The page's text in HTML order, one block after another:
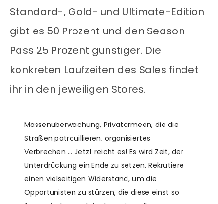
Standard-, Gold- und Ultimate-Edition
gibt es 50 Prozent und den Season
Pass 25 Prozent günstiger. Die
konkreten Laufzeiten des Sales findet
ihr in den jeweiligen Stores.
Massenüberwachung, Privatarmeen, die die
Straßen patrouillieren, organisiertes
Verbrechen … Jetzt reicht es! Es wird Zeit, der
Unterdrückung ein Ende zu setzen. Rekrutiere
einen vielseitigen Widerstand, um die
Opportunisten zu stürzen, die diese einst so